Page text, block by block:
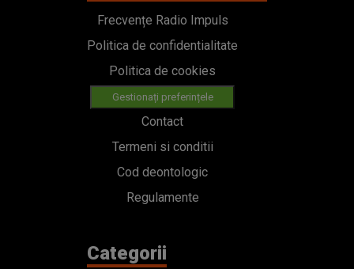
Frecvențe Radio Impuls
Politica de confidentialitate
Politica de cookies
Gestionați preferințele
Contact
Termeni si conditii
Cod deontologic
Regulamente
Categorii